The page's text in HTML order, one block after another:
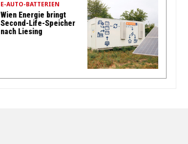
E-AUTO-BATTERIEN
Wien Energie bringt
Second-Life-Speicher
nach Liesing